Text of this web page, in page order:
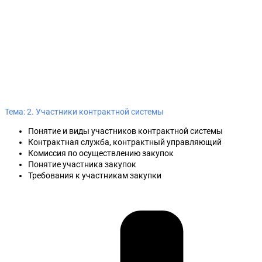
Тема: 2. Участники контрактной системы
Понятие и виды участников контрактной системы
Контрактная служба, контрактный управляющий
Комиссия по осуществлению закупок
Понятие участника закупок
Требования к участникам закупки